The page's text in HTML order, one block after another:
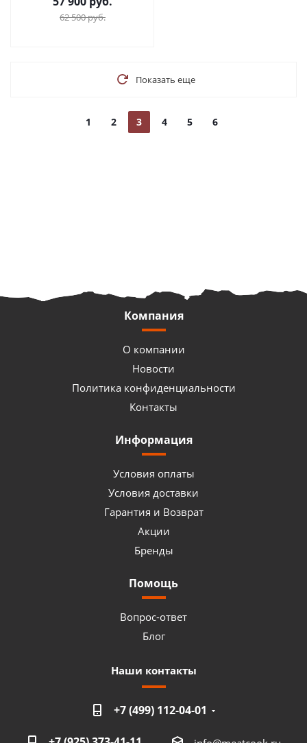
62 500руб.
Показать еще
1 2 3 4 5 6
Компания
О компании
Новости
Политика конфиденциальности
Контакты
Информация
Условия оплаты
Условия доставки
Гарантия и Возврат
Акции
Бренды
Помощь
Вопрос-ответ
Блог
Наши контакты
+7 (499) 112-04-01